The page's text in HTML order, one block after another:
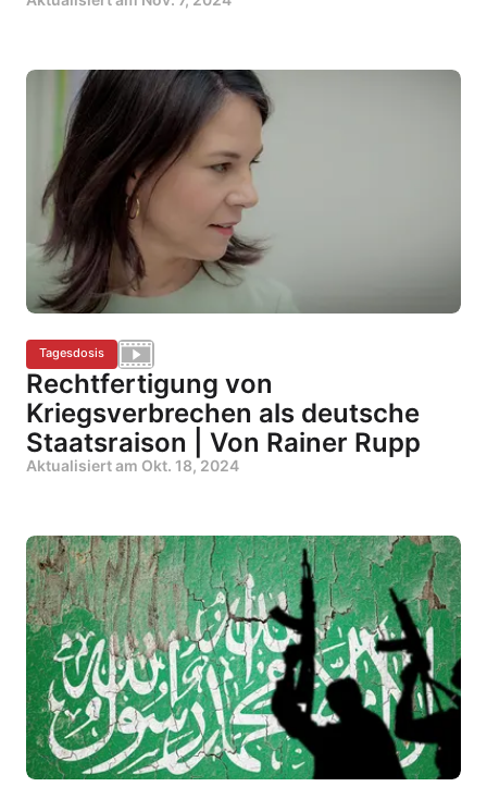
Tagesdosis
Rechtfertigung von
Kriegsverbrechen als deutsche
Staatsraison | Von Rainer Rupp
Aktualisiert am Okt. 18, 2024